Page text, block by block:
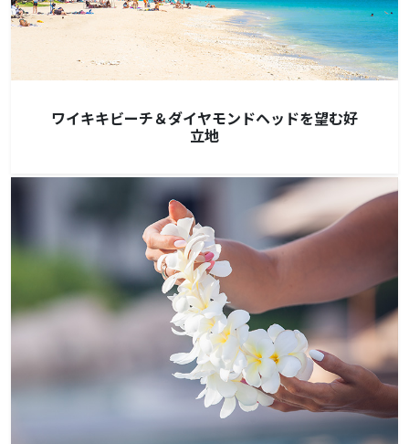
ワイキキビーチ＆ダイヤモンドヘッドを望む好
立地